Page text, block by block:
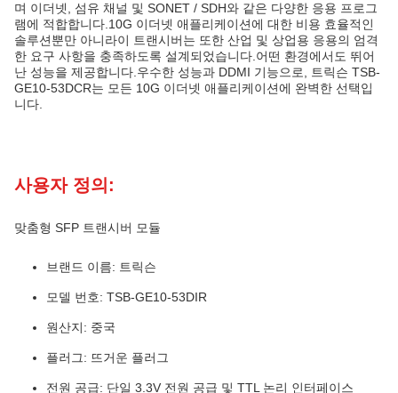
며 이더넷, 섬유 채널 및 SONET / SDH와 같은 다양한 응용 프로그
램에 적합합니다.10G 이더넷 애플리케이션에 대한 비용 효율적인
솔루션뿐만 아니라이 트랜시버는 또한 산업 및 상업용 응용의 엄격
한 요구 사항을 충족하도록 설계되었습니다.어떤 환경에서도 뛰어
난 성능을 제공합니다.우수한 성능과 DDMI 기능으로, 트릭슨 TSB-
GE10-53DCR는 모든 10G 이더넷 애플리케이션에 완벽한 선택입
니다.
사용자 정의:
맞춤형 SFP 트랜시버 모듈
브랜드 이름: 트릭슨
모델 번호: TSB-GE10-53DIR
원산지: 중국
플러그: 뜨거운 플러그
전원 공급: 단일 3.3V 전원 공급 및 TTL 논리 인터페이스